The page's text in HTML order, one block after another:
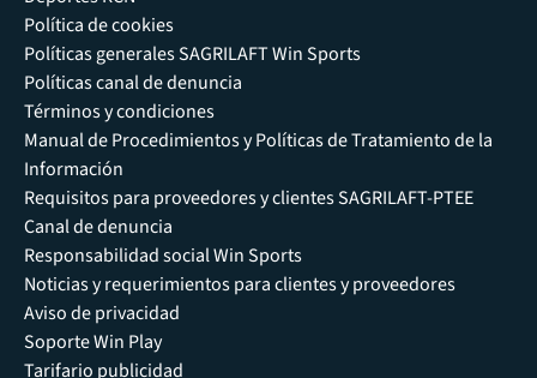
Política de cookies
Políticas generales SAGRILAFT Win Sports
Políticas canal de denuncia
Términos y condiciones
Manual de Procedimientos y Políticas de Tratamiento de la
Información
Requisitos para proveedores y clientes SAGRILAFT-PTEE
Canal de denuncia
Responsabilidad social Win Sports
Noticias y requerimientos para clientes y proveedores
Aviso de privacidad
Soporte Win Play
Tarifario publicidad